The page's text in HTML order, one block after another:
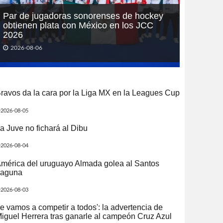
Par de jugadoras sonorenses de hockey
obtienen plata con México en los JCC
2026
2026-08-06
da la cara por la Liga MX en la Leagues Cup
2026-08-05
Juve no fichará al Dibu
2026-08-04
del uruguayo Almada golea al Santos
2026-08-03
vamos a competir a todos': la advertencia de
Herrera tras ganarle al campeón Cruz Azul